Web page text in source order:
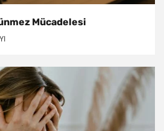
Mücadelesi